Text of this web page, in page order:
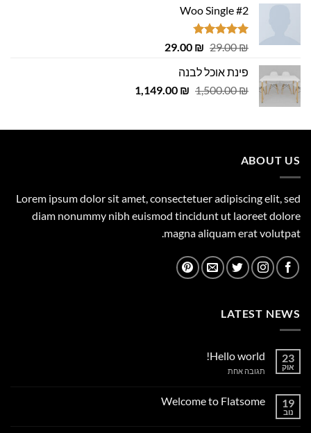
Woo Single #2
דורג4.75
29.00₪
המחיר
היה:
29.00 ₪.
29.00 ₪
המחיר
29.00 ₪.
פינת אוכל לבנה
1,500.00₪
המחיר
1,500.00 ₪.
1,149.00 ₪
המחיר
1,149.00 ₪.
ABOUT US
Lorem ipsum dolor sit amet, consectetuer adipiscing elit, sed
diam nonummy nibh euismod tincidunt ut laoreet dolore
magna aliquam erat volutpat.
LATEST NEWS
23
אוק
Hello world!
תגובה אחתעל
19
נוב
Welcome to Flatsome